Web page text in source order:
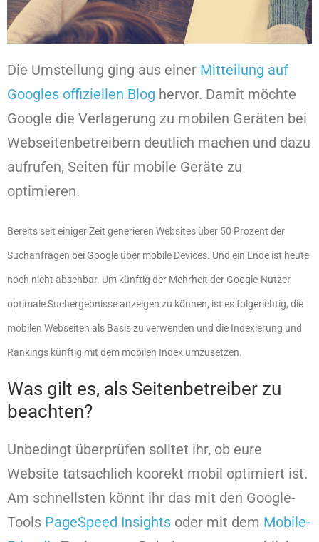
Die Umstellung ging aus einer Mitteilung auf
Googles offiziellen Blog hervor. Damit möchte
Google die Verlagerung zu mobilen Geräten bei
Webseitenbetreibern deutlich machen und dazu
aufrufen, Seiten für mobile Geräte zu
optimieren.
Bereits seit einiger Zeit generieren Websites über 50 Prozent der
Suchanfragen bei Google über mobile Devices. Und ein Ende ist heute
noch nicht absehbar. Um künftig der Mehrheit der Google-Nutzer
optimale Suchergebnisse anzeigen zu können, ist es folgerichtig, die
mobilen Webseiten als Basis zu verwenden und die Indexierung und
Rankings künftig mit dem mobilen Index umzusetzen.
Was gilt es, als Seitenbetreiber zu
beachten?
Unbedingt überprüfen solltet ihr, ob eure
Website tatsächlich koorekt mobil optimiert ist.
Am schnellsten könnt ihr das mit den Google-
Tools PageSpeed Insights oder mit dem Mobile-